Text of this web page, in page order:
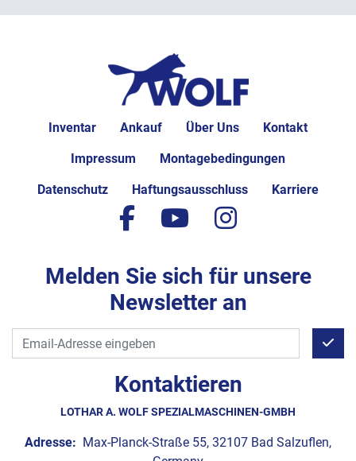
Inventar Ankauf Über Uns Kontakt
Impressum Montagebedingungen
Datenschutz Haftungsausschluss Karriere
Kontaktieren
LOTHAR A. WOLF SPEZIALMASCHINEN-GMBH
Adresse: Max-Planck-Straße 55, 32107 Bad Salzuflen,
facebook
youtubeinstagram
Melden Sie sich für unsere
Newsletter an